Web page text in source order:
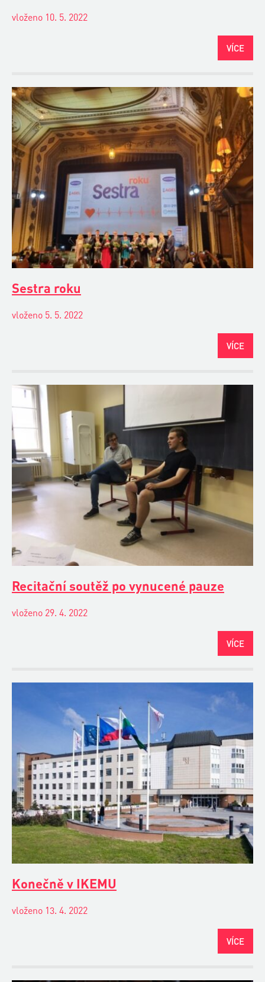
vloženo 10. 5. 2022
VÍCE
Sestra roku
vloženo 5. 5. 2022
VÍCE
Recitační soutěž po vynucené pauze
vloženo 29. 4. 2022
VÍCE
Konečně v IKEMU
vloženo 13. 4. 2022
VÍCE